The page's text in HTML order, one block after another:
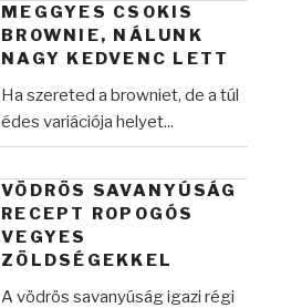
MEGGYES CSOKIS
BROWNIE, NÁLUNK
NAGY KEDVENC LETT
Ha szereted a browniet, de a túl
édes variációja helyet...
VÖDRÖS SAVANYÚSÁG
RECEPT ROPOGÓS
VEGYES
ZÖLDSÉGEKKEL
A vödrös savanyúság igazi régi